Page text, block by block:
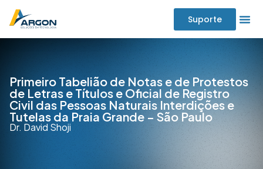
Suporte
Primeiro Tabelião de Notas e de Protestos
de Letras e Títulos e Oficial de Registro
Civil das Pessoas Naturais Interdições e
Tutelas da Praia Grande – São Paulo
Dr. David Shoji